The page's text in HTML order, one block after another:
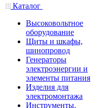
Каталог
Высоковольтное
оборудование
Щиты и шкафы,
шинопровод
Генераторы
электроэнергии и
элементы питания
Изделия для
электромонтажа
Инструменты,